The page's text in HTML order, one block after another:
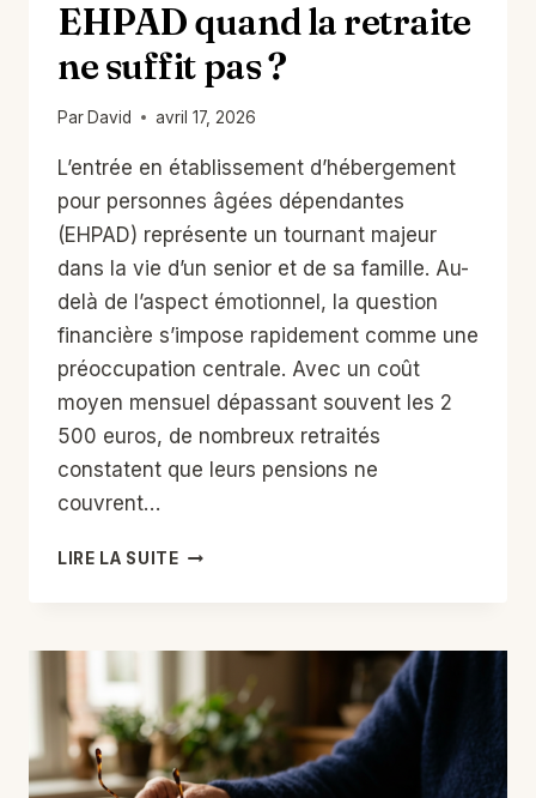
EHPAD quand la retraite
ne suffit pas ?
Par David avril 17, 2026
L’entrée en établissement d’hébergement
pour personnes âgées dépendantes
(EHPAD) représente un tournant majeur
dans la vie d’un senior et de sa famille. Au-
delà de l’aspect émotionnel, la question
financière s’impose rapidement comme une
préoccupation centrale. Avec un coût
moyen mensuel dépassant souvent les 2
500 euros, de nombreux retraités
constatent que leurs pensions ne
couvrent…
LIRE LA SUITECOMMENT
RETRAITE
NE
SUFFIT
PAS